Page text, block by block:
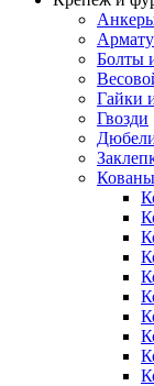
Болты
Гайки
Гвозди